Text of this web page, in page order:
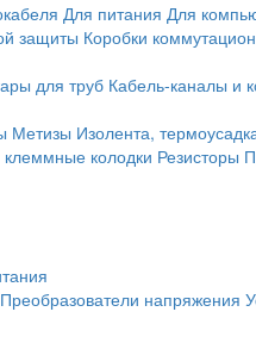
Для питания Для
защиты Коробки
для труб Кабель-каналы и
Метизы Изолента,
колодки Резисторы
Преобразователи напряжения